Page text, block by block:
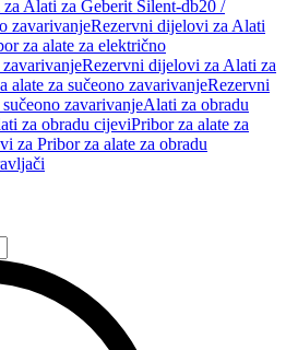
Alati za Geberit Silent-db20 /
zavarivanjeRezervni dijelovi za Alati
za alate za električno
Rezervni dijelovi za Alati za
alate za sučeono zavarivanjeRezervni
zavarivanjeAlati za obradu
za obradu cijeviPribor za alate za
za Pribor za alate za obradu